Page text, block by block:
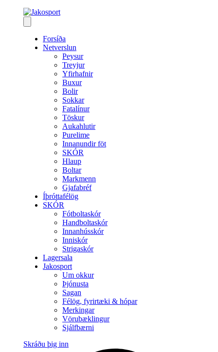
Forsíða
Netverslun
Peysur
Treyjur
Yfirhafnir
Buxur
Bolir
Sokkar
Fatalínur
Töskur
Aukahlutir
Purelime
Innanundir föt
SKÓR
Hlaup
Boltar
Markmenn
Gjafabréf
Íþróttafélög
SKÓR
Fótboltaskór
Handboltaskór
Innanhússkór
Inniskór
Strigaskór
Lagersala
Jakosport
Um okkur
Þjónusta
Sagan
Félög, fyrirtæki & hópar
Merkingar
Vörubæklingur
Sjálfbærni
Skráðu þig inn